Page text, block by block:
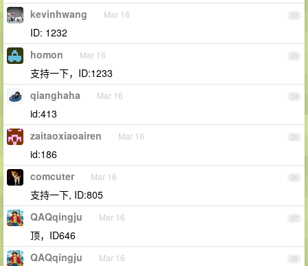
22
kevinhwang Mar 16
ID: 1232
23
homon Mar 16
支持一下，ID:1233
24
qianghaha Mar 16
id:413
25
zaitaoxiaoairen Mar 16
id:186
26
comcuter Mar 16
支持一下, ID:805
27
QAQqingju Mar 16
顶，ID646
28
QAQqingju Mar 16